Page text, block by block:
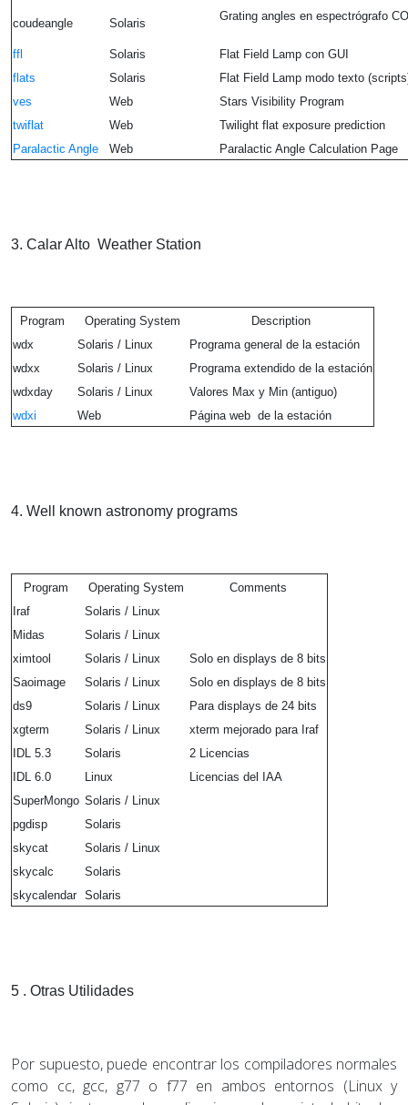
coudeangle Solaris
Grating angles en espectrógrafo
ffl Solaris
Flat Field Lamp con GUI
flats
Solaris
Flat Field Lamp modo texto
ves
Web
Stars Visibility Program
twiflat
Web
Twilight flat exposure prediction
Paralactic Angle
Web Paralactic Angle Calculation Page
3. Calar Alto Weather Station
Program Operating System
Description
wdx
Solaris / Linux
Programa general de la estación
wdxx
Solaris / Linux
Programa extendido de la estación
wdxday
Solaris / Linux
Valores Max y Min (antiguo)
wdxi
Web Página web de la estación
4. Well known astronomy programs
Program Operating System
Comments
Iraf
Solaris / Linux
Midas
Solaris / Linux
ximtool
Solaris / Linux
Solo en displays de 8 bits
Saoimage
Solaris / Linux
Solo en displays de 8 bits
ds9
Solaris / Linux
Para displays de 24 bits
xgterm
Solaris / Linux
xterm mejorado para Iraf
IDL 5.3
Solaris
2 Licencias
IDL 6.0
Linux
Licencias del IAA
SuperMongo Solaris / Linux
pgdisp
Solaris
skycat
Solaris / Linux
skycalc
Solaris
skycalendar Solaris
5 . Otras Utilidades
Por supuesto, puede encontrar los compiladores normales
como cc, gcc, g77 o f77 en ambos entornos (Linux y